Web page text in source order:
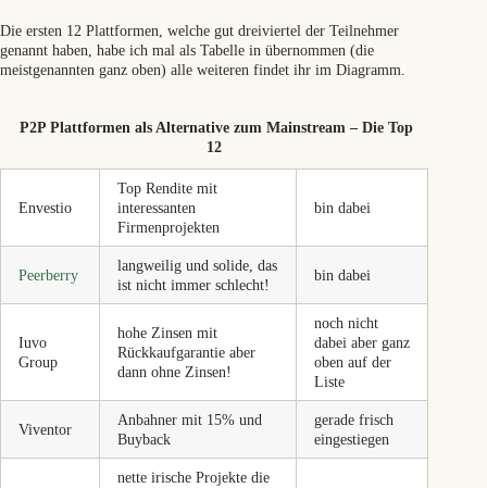
Die ersten 12 Plattformen, welche gut dreiviertel der Teilnehmer
genannt haben, habe ich mal als Tabelle in übernommen (die
meistgenannten ganz oben) alle weiteren findet ihr im Diagramm.
P2P Plattformen als Alternative zum Mainstream – Die Top
12
Envestio
Top Rendite mit
interessanten
Firmenprojekten
bin dabei
Peerberry
langweilig und solide, das
ist nicht immer schlecht!
bin dabei
Iuvo
Group
hohe Zinsen mit
Rückkaufgarantie aber
dann ohne Zinsen!
noch nicht
dabei aber ganz
oben auf der
Liste
Viventor
Anbahner mit 15% und
Buyback
gerade frisch
eingestiegen
nette irische Projekte die